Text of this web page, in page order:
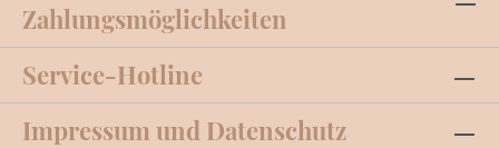
Service-Hotline
Zahlungsmöglichkeiten
Impressum und Datenschutz